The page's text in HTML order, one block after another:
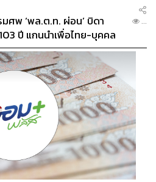
ศพ ‘พล.ต.ท. ผ่อน’ บิดา
ปี แกนนำเพื่อไทย-บุคคล
...